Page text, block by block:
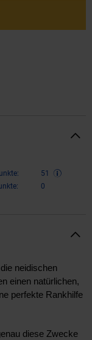
51
0
neidischen
einen natürlichen,
perfekte Rankhilfe
diese Zwecke